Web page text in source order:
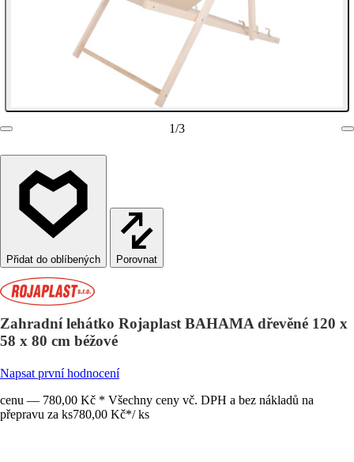
1/3
Porovnat
Zahradní lehátko Rojaplast BAHAMA dřevěné 120 x
58 x 80 cm béžové
Napsat první hodnocení
cenu — 780,00 Kč * Všechny ceny vč. DPH a bez nákladů na
přepravu za ks780,00 Kč*/ ks